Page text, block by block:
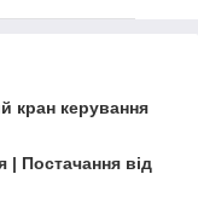
кран керування
| Постачання від